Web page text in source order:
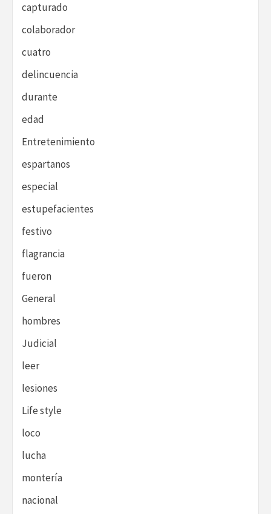
capturado
colaborador
cuatro
delincuencia
durante
edad
Entretenimiento
espartanos
especial
estupefacientes
festivo
flagrancia
fueron
General
hombres
Judicial
leer
lesiones
Life style
loco
lucha
montería
nacional